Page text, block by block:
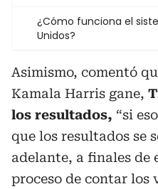
¿Cómo funciona el
Unidos?
Asimismo, comentó
Kamala Harris gane,
los resultados, “si
que los resultados se
adelante, a finales de
proceso de contar los